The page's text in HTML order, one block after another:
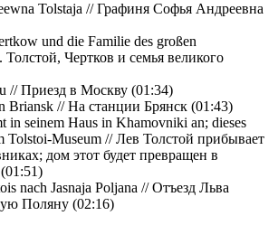
Tolstaja // Графиня Софья Андреевна
und die Familie des großen
Чертков и семья великого
// Приезд в Москву (01:34)
Briansk // На станции Брянск (01:43)
in seinem Haus in Khamovniki an; dieses
Tolstoi-Museum // Лев Толстой прибывает
дом этот будет превращен в
nach Jasnaja Poljana // Отъезд Льва
Поляну (02:16)